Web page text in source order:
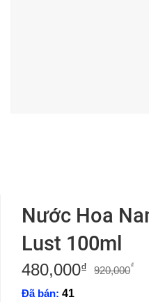
Nước Hoa
Lust 100ml
920,000₫
480,000₫
Đã bán: 41